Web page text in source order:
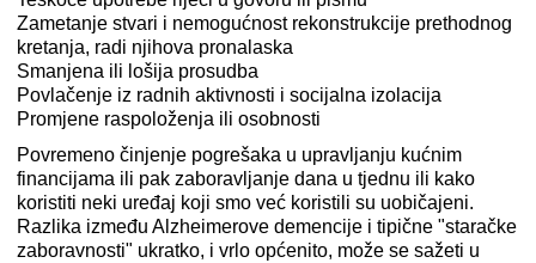
Zametanje stvari i nemogućnost rekonstrukcije prethodnog
kretanja, radi njihova pronalaska
Smanjena ili lošija prosudba
Povlačenje iz radnih aktivnosti i socijalna izolacija
Promjene raspoloženja ili osobnosti
Povremeno činjenje pogrešaka u upravljanju kućnim
financijama ili pak zaboravljanje dana u tjednu ili kako
koristiti neki uređaj koji smo već koristili su uobičajeni.
Razlika između Alzheimerove demencije i tipične "staračke
zaboravnosti" ukratko, i vrlo općenito, može se sažeti u